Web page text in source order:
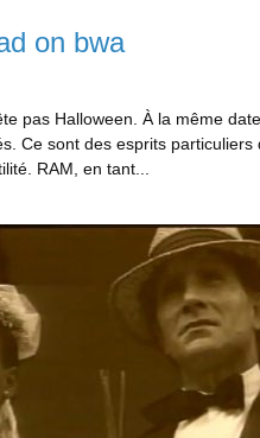
on bwa
pas Halloween. À la même
Ce sont des esprits particuliers
RAM, en tant...